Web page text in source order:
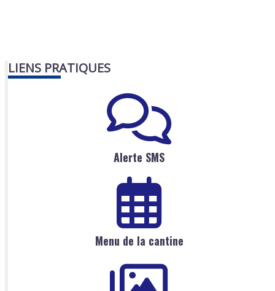
LIENS PRATIQUES
Alerte SMS
Menu de la cantine